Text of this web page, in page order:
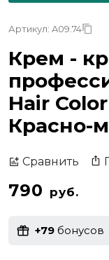
Артикул: A09.74
Крем -
Hair
Красно-
Сравнить
790 руб.
+79 бонусов